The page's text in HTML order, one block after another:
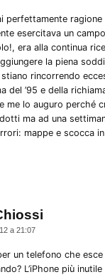
perfettamente
esercitava un
era alla continua
la piena
rincorrendo
del ’95 e della
me lo auguro perché
ma ad una
mappe e scocca
a 21:07
un telefono che
L’iPhone più inutile